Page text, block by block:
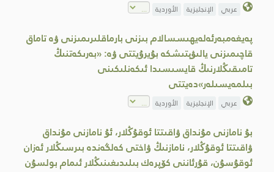
عربي الإنجليزية الأوردية
پەيغەمبەرئەلەيھىسسالام بىزنى بارماقلىرىمىزنى ۋە تاماق
قاچىمىزنى يالىۋېتىشكە بۇيرۇيتتى ۋە: «بەرىكەتنىڭ
تامىقىڭلارنىڭ قايسىسىدا ئىكەنلىكىنى
بىلمەيسىلەر»دەيتتى
عربي الإنجليزية الأوردية
بۇ نامازنى مۇنداق ۋاقىتتا ئوقۇڭلار، ئۇ نامازنى مۇنداق
ۋاقىتتا ئوقۇڭلار، نامازنىڭ ۋاختى كەلگەندە بىرسىڭلار ئەزان
ئوقۇسۇن، قۇرئاننى كۆپرەك بىلىدىغىنىڭلار ئىمام بولسۇن